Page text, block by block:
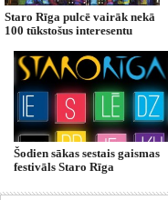
Staro Rīga pulcē vairāk nekā
100 tūkstošus interesentu
Šodien sākas sestais gaismas
festivāls Staro Rīga